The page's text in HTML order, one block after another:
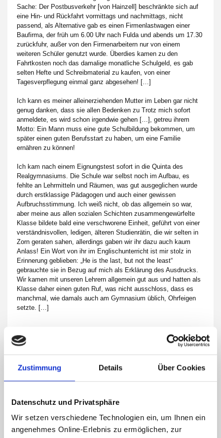
Zustimmung Details Über Cookies
Datenschutz und Privatsphäre
Wir setzen verschiedene Technologien ein, um Ihnen ein
angenehmes Online-Erlebnis zu ermöglichen, zur
Sache: Der Postbusverkehr [von Hainzell] beschränkte sich auf
eine Hin- und Rückfahrt vormittags und nachmittags, nicht
passend, als Alternative gab es einen Firmenlastwagen einer
Baufirma, der früh um 6.00 Uhr nach Fulda und abends um 17.30
zurückfuhr, außer von den Firmenarbeitern nur von einem
weiteren Schüler genutzt wurde. Überdies kamen zu den
Fahrtkosten noch das damalige monatliche Schulgeld, es gab
selten Hefte und Schreibmaterial zu kaufen, von einer
Tagesverpflegung einmal ganz abgesehen! […]
Ich kann es meiner alleinerziehenden Mutter im Leben gar nicht
genug danken, dass sie allen Bedenken zu Trotz mich sofort
anmeldete, es wird schon irgendwie gehen […], getreu ihrem
Motto: Ein Mann muss eine gute Schulbildung bekommen, um
später einen guten Berufsstart zu haben, um eine Familie
ernähren zu können!
Ich kam nach einem Eignungstest sofort in die Quinta des
Realgymnasiums. Die Schule war selbst noch im Aufbau, es
fehlte an Lehrmitteln und Räumen, was gut ausgeglichen wurde
durch erstklassige Pädagogen und auch einer gewissen
Aufbruchsstimmung. Ich weiß nicht, ob das allgemein so war,
aber meine aus allen sozialen Schichten zusammengewürfelte
Klasse bildete bald eine verschworene Einheit, geführt von einer
verständnisvollen, ledigen, älteren Studienrätin, die wir selten in
Zorn geraten sahen, allerdings gaben wir ihr dazu auch kaum
Anlass! Ein Wort von ihr im Englischunterricht ist mir stolz in
Erinnerung geblieben: „He is the last, but not the least“
gebrauchte sie in Bezug auf mich als Erklärung des Ausdrucks.
Wir kamen mit unseren Lehrern allgemein gut aus und hatten als
Klasse daher einen guten Ruf, was nicht ausschloss, dass es
manchmal, wie damals auch am Gymnasium üblich, Ohrfeigen
setzte. […]
VERSORGUNG UND ÜBERLEBENSMITTEL
Daheim stand der praktische Überlebenskampf im Vordergrund,
obwohl alles nach der Währungsreform 1948 spürbar besser
Hungerjahre waren vorbei, Ährensammeln auf abgeernteten
Feldern, um aus den gewonnenen Körnern in der Mühle Mehl zu
bekommen für Broteintausch oder Weizenkörnern für eigenen
Kuchen, wurde immer mehr zum Zusatzsport als Notwendigkeit.